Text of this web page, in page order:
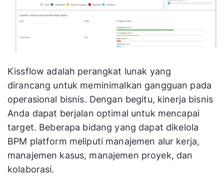
Kissflow adalah perangkat lunak yang
dirancang untuk meminimalkan gangguan pada
operasional bisnis. Dengan begitu, kinerja bisnis
Anda dapat berjalan optimal untuk mencapai
target. Beberapa bidang yang dapat dikelola
BPM platform meliputi manajemen alur kerja,
manajemen kasus, manajemen proyek, dan
kolaborasi.